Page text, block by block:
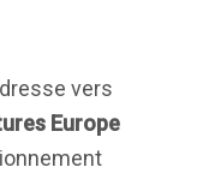
vers
Europe